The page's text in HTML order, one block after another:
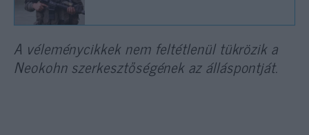
A véleménycikkek nem feltétlenül tükrözik a
Neokohn szerkesztőségének az álláspontját.